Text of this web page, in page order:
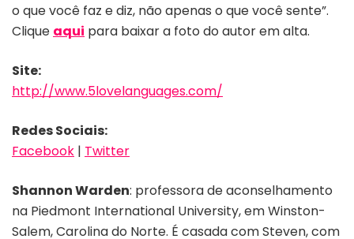
o que você faz e diz, não apenas o que você sente”.
Clique aqui para baixar a foto do autor em alta.
Site:
http://www.5lovelanguages.com/
Redes Sociais:
Facebook | Twitter
Shannon Warden: professora de aconselhamento
na Piedmont International University, em Winston-
Salem, Carolina do Norte. É casada com Steven, com